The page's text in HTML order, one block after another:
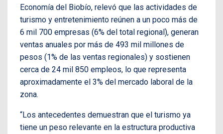
Economía del Biobío, relevó que las actividades de
turismo y entretenimiento reúnen a un poco más de
6 mil 700 empresas (6% del total regional), generan
ventas anuales por más de 493 mil millones de
pesos (1% de las ventas regionales) y sostienen
cerca de 24 mil 850 empleos, lo que representa
aproximadamente el 3% del mercado laboral de la
zona.
“Los antecedentes demuestran que el turismo ya
tiene un peso relevante en la estructura productiva